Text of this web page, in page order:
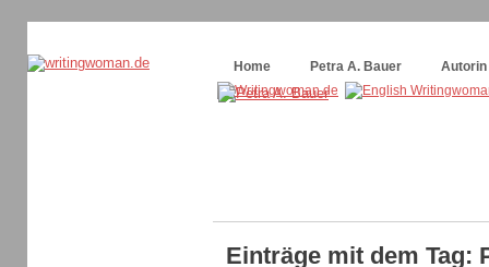
Home
Petra A. Bauer Autorin
Einträge mit dem Tag: